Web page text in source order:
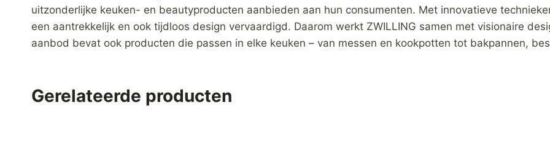
uitzonderlijke keuken- en beautyproducten aanbieden aan hun consumenten. Met innovatieve
een aantrekkelijk en ook tijdloos design vervaardigd. Daarom werkt ZWILLING samen met visionaire
aanbod bevat ook producten die passen in elke keuken – van messen en kookpotten tot bakpannen,
Gerelateerde producten